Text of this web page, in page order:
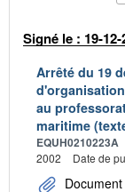
Signé le : 19-12-
Arrêté du 19
au
maritime
EQUH0210223A
2002
Date de